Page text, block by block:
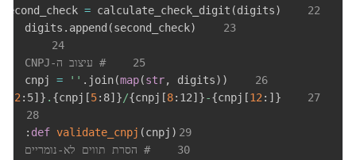
22
= calculate_check_digit (digits)
23
. append (second_check)
24
25
# עיצוב ה-CNPJ
26
= '' . join(map(str, digits) )
27
2 : 5] } . {cnpj [5: 8] }/{cnpj [8: 12] }-{cnpj [12 : ] }
28
29
def validate_cnpj (cnpj )
:
30
# הסרת תווים לא-נומריים